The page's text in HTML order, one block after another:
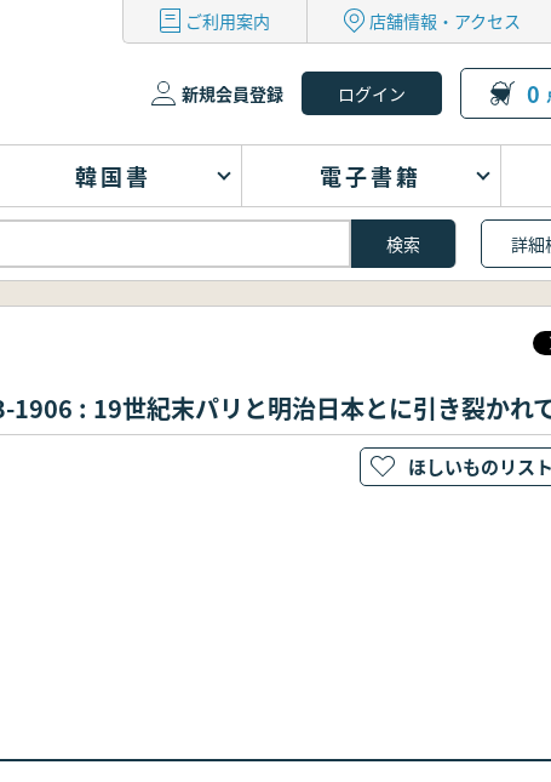
ご利用案内 店舗情報・アクセス
新規会員登録 0
韓国書 電子書籍
詳細
: 19世紀末パリと明治日本とに引き裂かれ
ほしいものリス